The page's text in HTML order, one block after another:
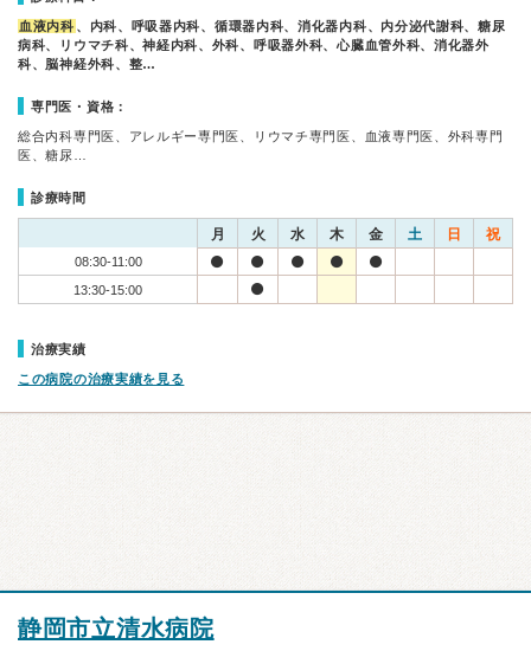
血液内科 、内科、呼吸器内科、循環器内科、消化器内科、内分泌代謝科、糖尿
病科、リウマチ科、神経内科、外科、呼吸器外科、心臓血管外科、消化器外
科、脳神経外科、整…
専門医・資格：
総合内科専門医、アレルギー専門医、リウマチ専門医、血液専門医、外科専門
医、糖尿…
診療時間
月 火 水 木 金 土 日 祝
08:30-11:00
13:30-15:00
治療実績
この病院の治療実績を見る
静岡市立清水病院